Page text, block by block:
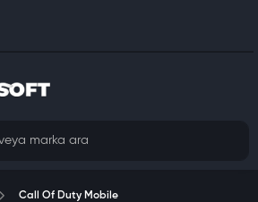
Call Of Duty Mobile